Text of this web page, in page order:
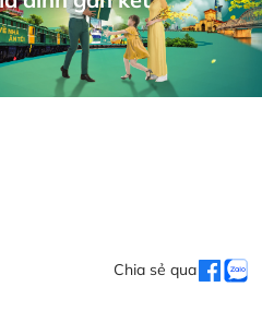
Chia sẻ qua